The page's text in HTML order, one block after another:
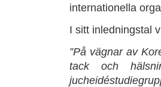
internationella
I sitt inledningstal
”På vägnar av
tack och